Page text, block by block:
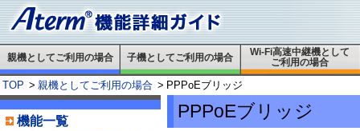
親機としてご利用の場合 子機としてご利用の場合
Wi-Fi高速中継機として
ご利用の場合
TOP > 親機としてご利用の場合 > PPPoEブリッジ
機能一覧
PPPoEブリッジ